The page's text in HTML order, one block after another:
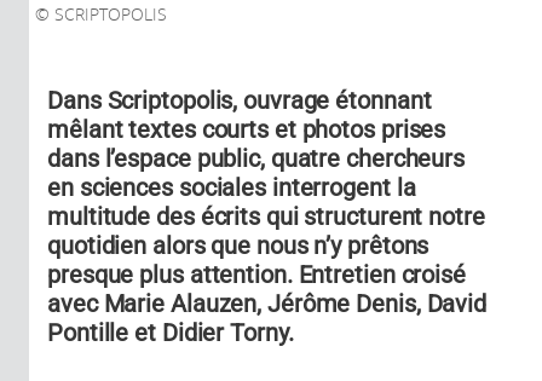
SCRIPTOPOLIS
Dans Scriptopolis, ouvrage étonnant
mêlant textes courts et photos prises
dans l’espace public, quatre chercheurs
en sciences sociales interrogent la
multitude des écrits qui structurent notre
quotidien alors que nous n’y prêtons
presque plus attention. Entretien croisé
avec Marie Alauzen, Jérôme Denis, David
Pontille et Didier Torny.